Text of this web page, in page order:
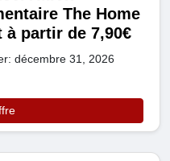
The Home
à partir de 7,90€
décembre 31, 2026